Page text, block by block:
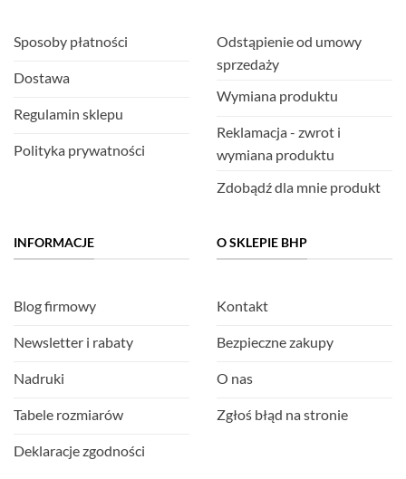
Sposoby płatności
Dostawa
Regulamin sklepu
Polityka prywatności
Odstąpienie od umowy
sprzedaży
Wymiana produktu
Reklamacja - zwrot i
wymiana produktu
Zdobądź dla mnie produkt
INFORMACJE
Blog firmowy
Newsletter i rabaty
Nadruki
Tabele rozmiarów
Deklaracje zgodności
O SKLEPIE BHP
Kontakt
Bezpieczne zakupy
O nas
Zgłoś błąd na stronie